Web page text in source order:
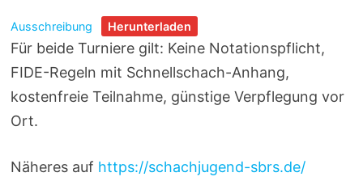
Ausschreibung Herunterladen
Für beide Turniere gilt: Keine Notationspflicht,
FIDE-Regeln mit Schnellschach-Anhang,
kostenfreie Teilnahme, günstige Verpflegung vor
Ort.
Näheres auf https://schachjugend-sbrs.de/